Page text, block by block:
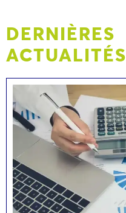
DERNIÈRES
ACTUALITÉS